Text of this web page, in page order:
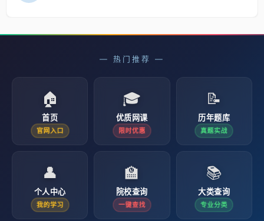
— 热门推荐 —
🏠
首页
官网入口
🎓
优质网课
限时优惠
📝
历年题库
真题实战
👤
个人中心
我的学习
🏫
院校查询
一键查找
📚
大类查询
专业分类